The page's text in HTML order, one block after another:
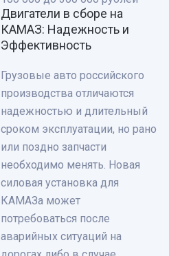
Двигатели в сборе на
КАМАЗ: Надежность и
Эффективность
Грузовые авто российского
производства отличаются
надежностью и длительный
сроком эксплуатации, но рано
или поздно запчасти
необходимо менять. Новая
силовая установка для
КАМАЗа может
потребоваться после
аварийных ситуаций на